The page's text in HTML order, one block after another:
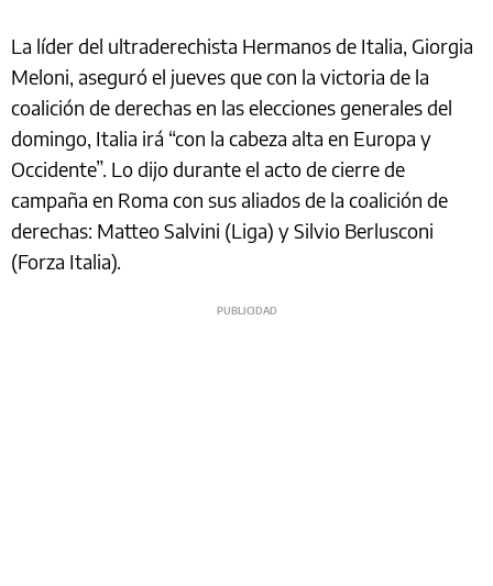
La líder del ultraderechista Hermanos de Italia, Giorgia
Meloni, aseguró el jueves que con la victoria de la
coalición de derechas en las elecciones generales del
domingo, Italia irá “con la cabeza alta en Europa y
Occidente”. Lo dijo durante el acto de cierre de
campaña en Roma con sus aliados de la coalición de
derechas: Matteo Salvini (Liga) y Silvio Berlusconi
(Forza Italia).